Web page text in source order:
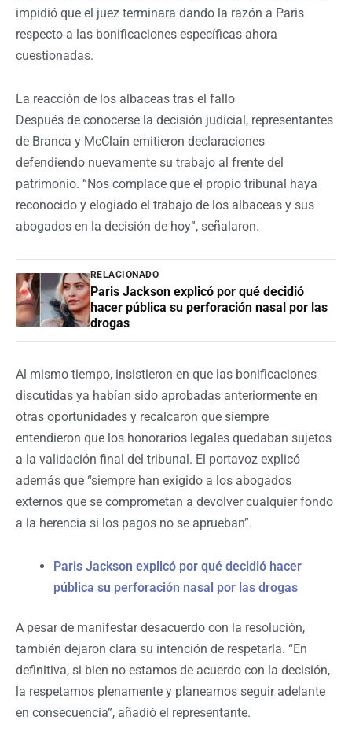
impidió que el juez terminara dando la razón a Paris
respecto a las bonificaciones específicas ahora
cuestionadas.
La reacción de los albaceas tras el fallo
Después de conocerse la decisión judicial, representantes
de Branca y McClain emitieron declaraciones
defendiendo nuevamente su trabajo al frente del
patrimonio. “Nos complace que el propio tribunal haya
reconocido y elogiado el trabajo de los albaceas y sus
abogados en la decisión de hoy”, señalaron.
RELACIONADO
Paris Jackson explicó por qué decidió
hacer pública su perforación nasal por las
drogas
Al mismo tiempo, insistieron en que las bonificaciones
discutidas ya habían sido aprobadas anteriormente en
otras oportunidades y recalcaron que siempre
entendieron que los honorarios legales quedaban sujetos
a la validación final del tribunal. El portavoz explicó
además que “siempre han exigido a los abogados
externos que se comprometan a devolver cualquier fondo
a la herencia si los pagos no se aprueban”.
Paris Jackson explicó por qué decidió hacer
pública su perforación nasal por las drogas
A pesar de manifestar desacuerdo con la resolución,
también dejaron clara su intención de respetarla. “En
definitiva, si bien no estamos de acuerdo con la decisión,
la respetamos plenamente y planeamos seguir adelante
en consecuencia”, añadió el representante.